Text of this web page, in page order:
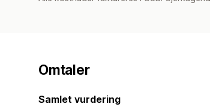
Omtaler
Samlet vurdering